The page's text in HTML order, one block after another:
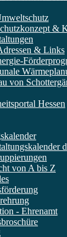
&
& Links
von
Hessen
von A bis Z
- Ehrenamt